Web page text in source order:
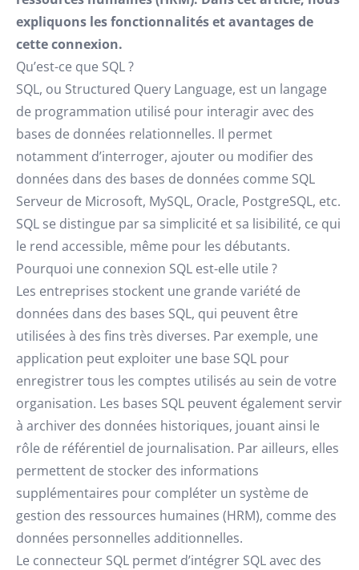
expliquons les fonctionnalités et avantages de
cette connexion.
Qu’est-ce que SQL ?
SQL, ou Structured Query Language, est un langage
de programmation utilisé pour interagir avec des
bases de données relationnelles. Il permet
notamment d’interroger, ajouter ou modifier des
données dans des bases de données comme SQL
Serveur de Microsoft, MySQL, Oracle, PostgreSQL, etc.
SQL se distingue par sa simplicité et sa lisibilité, ce qui
le rend accessible, même pour les débutants.
Pourquoi une connexion SQL est-elle utile ?
Les entreprises stockent une grande variété de
données dans des bases SQL, qui peuvent être
utilisées à des fins très diverses. Par exemple, une
application peut exploiter une base SQL pour
enregistrer tous les comptes utilisés au sein de votre
organisation. Les bases SQL peuvent également servir
à archiver des données historiques, jouant ainsi le
rôle de référentiel de journalisation. Par ailleurs, elles
permettent de stocker des informations
supplémentaires pour compléter un système de
gestion des ressources humaines (HRM), comme des
données personnelles additionnelles.
Le connecteur SQL permet d’intégrer SQL avec des